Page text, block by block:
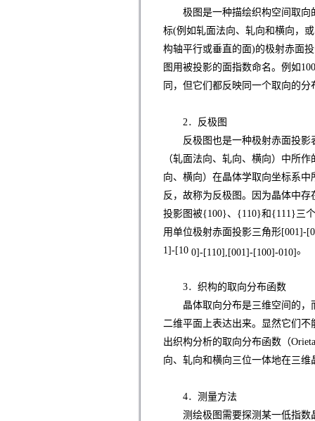
极图是一种描绘织构空间取
标(例如轧面法向、轧向和横向，
构轴平行或垂直的面)的极射赤面
图用被投影的面指数命名。例如
同，但它们都反映同一个取向的
2． 反极图
反极图也是一种极射赤面投
（轧面法向、轧向、横向）中所
向、横向）在晶体学取向坐标系
反，故称为反极图。因为晶体中
投影图被{100}、{110}和{111}三
用单位极射赤面投影三角形[001]-
1]-[10 0]-[110],[001]-[100]-010]。
3． 织构的取向分布函数
晶体取向分布是三维空间的
二维平面上表达出来。显然它们不
出织构分析的取向分布函数（
向、轧向和横向三位一体地在三
4． 测量方法
测绘极图需要探测某一低指